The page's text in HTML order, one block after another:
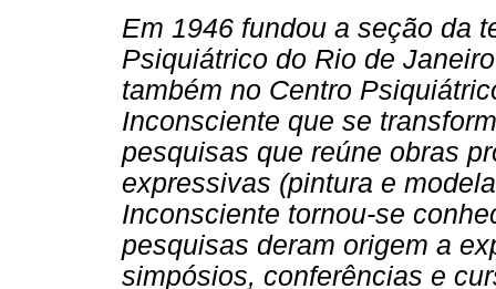
Em 1946 fundou a seção da
Psiquiátrico do Rio de
também no Centro
Inconsciente que se
pesquisas que reúne obras
expressivas (pintura e
Inconsciente tornou-se
pesquisas deram origem a
simpósios, conferências e